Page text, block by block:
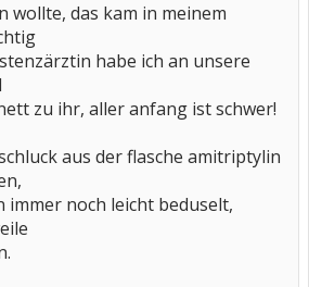
wollte, das kam in meinem
habe ich an unsere
zu ihr, aller anfang ist schwer!
aus der flasche amitriptylin
immer noch leicht beduselt,